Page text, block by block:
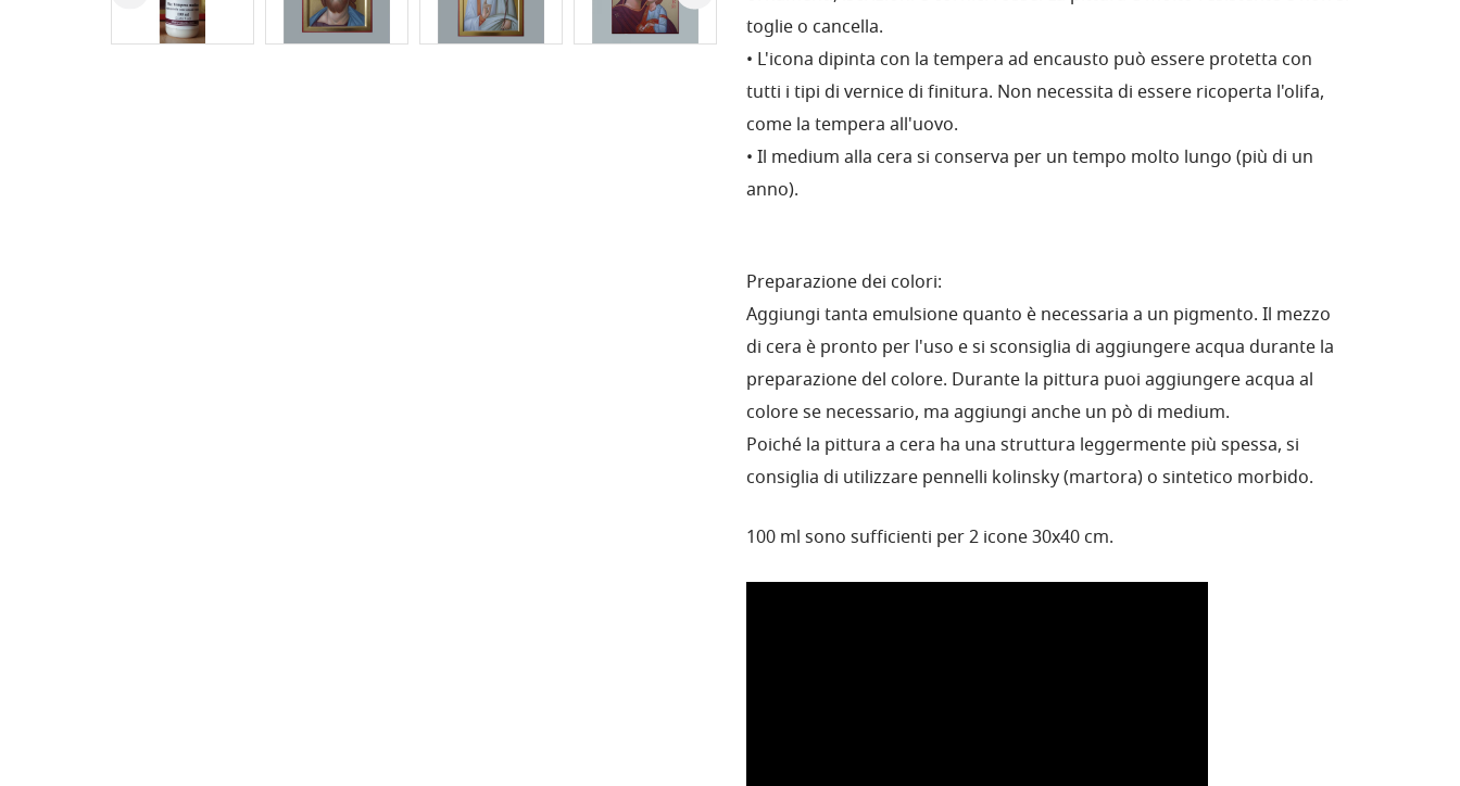
toglie o cancella.
• L'icona dipinta con la tempera ad encausto può essere protetta con
tutti i tipi di vernice di finitura. Non necessita di essere ricoperta l'olifa,
come la tempera all'uovo.
• Il medium alla cera si conserva per un tempo molto lungo (più di un
anno).
Preparazione dei colori:
Aggiungi tanta emulsione quanto è necessaria a un pigmento. Il mezzo
di cera è pronto per l'uso e si sconsiglia di aggiungere acqua durante la
preparazione del colore. Durante la pittura puoi aggiungere acqua al
colore se necessario, ma aggiungi anche un pò di medium.
Poiché la pittura a cera ha una struttura leggermente più spessa, si
consiglia di utilizzare pennelli kolinsky (martora) o sintetico morbido.
100 ml sono sufficienti per 2 icone 30x40 cm.